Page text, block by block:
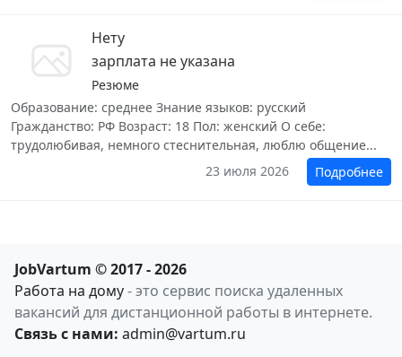
Нету
зарплата не указана
Резюме
Образование: среднее Знание языков: русский
Гражданство: РФ Возраст: 18 Пол: женский О себе:
трудолюбивая, немного стеснительная, люблю общение...
23 июля 2026
Подробнее
JobVartum © 2017 - 2026
Работа на дому- это сервис поиска удаленных
вакансий для дистанционной работы в интернете.
Связь с нами: admin@vartum.ru